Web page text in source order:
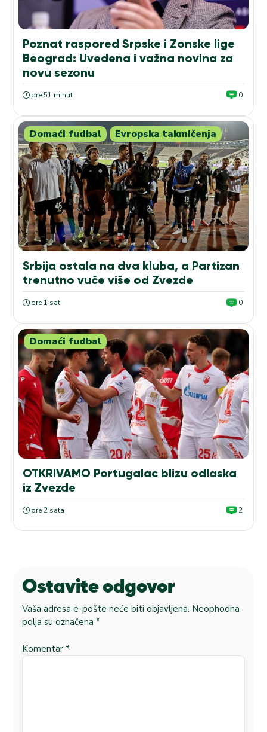
Poznat raspored Srpske i Zonske lige
Beograd: Uvedena i važna novina za
novu sezonu
pre 51 minut 0
Domaći fudbal Evropska takmičenja
Srbija ostala na dva kluba, a Partizan
trenutno vuče više od Zvezde
pre 1 sat 0
Domaći fudbal
OTKRIVAMO Portugalac blizu odlaska
iz Zvezde
pre 2 sata 2
Ostavite odgovor
Vaša adresa e-pošte neće biti objavljena. Neophodna
polja su označena *
Komentar *